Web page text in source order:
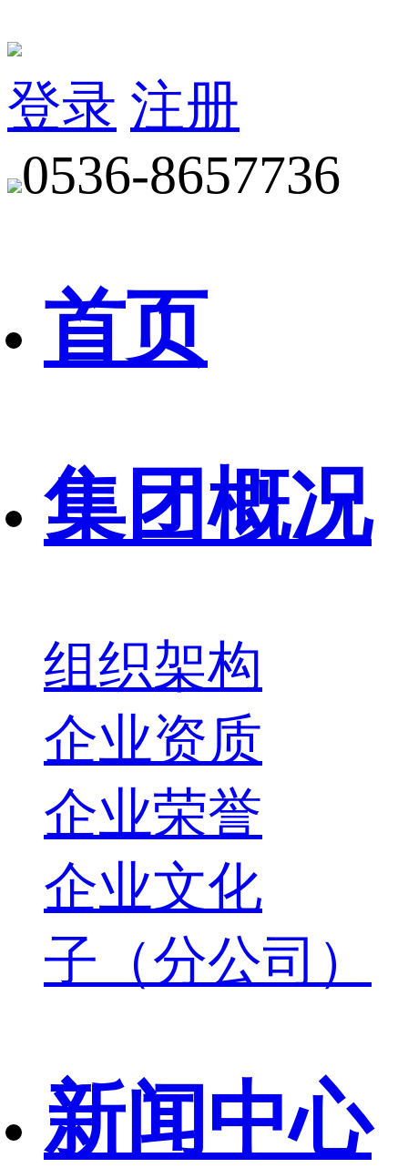
登录 注册
0536-8657736
首页
集团概况
组织架构
企业资质
企业荣誉
企业文化
子（分公司）
新闻中心